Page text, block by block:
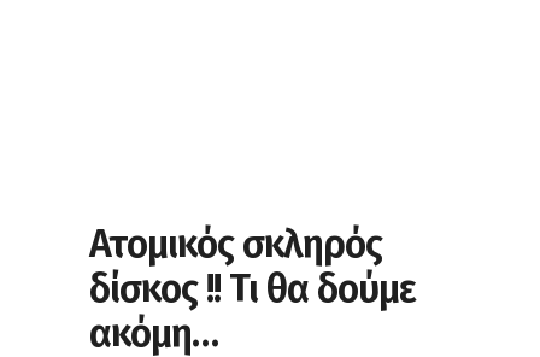
Ατομικός σκληρός
δίσκος !! Τι θα δούμε
ακόμη…